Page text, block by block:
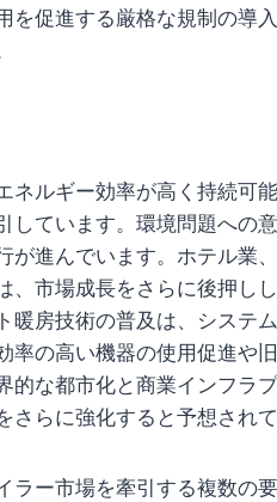
を促進する厳格な規制の導
ネルギー効率が高く持続可
しています。環境問題への
が進んでいます。ホテル業
、市場成長をさらに後押し
暖房技術の普及は、システ
率の高い機器の使用促進や
的な都市化と商業インフラ
さらに強化すると予想されて
ラー市場を牽引する複数の